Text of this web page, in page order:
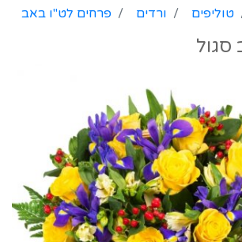
טוליפים ורדים פרחים לט"ו באב
סגול